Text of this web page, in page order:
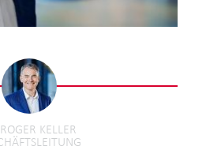
ROGER KELLER